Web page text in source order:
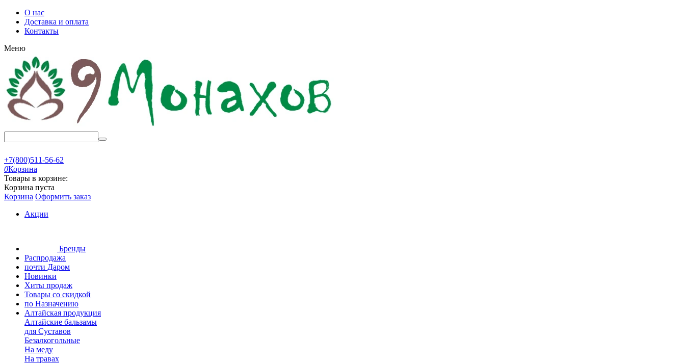
О нас
Доставка и оплата
Контакты
Меню
+7(800)511-56-62
0Корзина
Товары в корзине:
Корзина пуста
Корзина Оформить заказ
Акции
Бренды
Распродажа
почти Даром
Новинки
Хиты продаж
Товары со скидкой
по Назначению
Алтайская продукция
Алтайские бальзамы
для Суставов
Безалкогольные
На меду
На травах